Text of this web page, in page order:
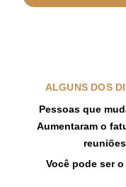
ALGUNS DOS
Pessoas que
Aumentaram o
Você pode ser